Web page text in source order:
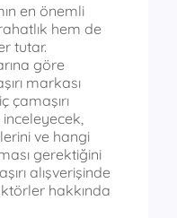
en önemli
hem de
tutar.
göre
markası
çamaşırı
ve hangi
gerektiğini
alışverişinde
hakkında